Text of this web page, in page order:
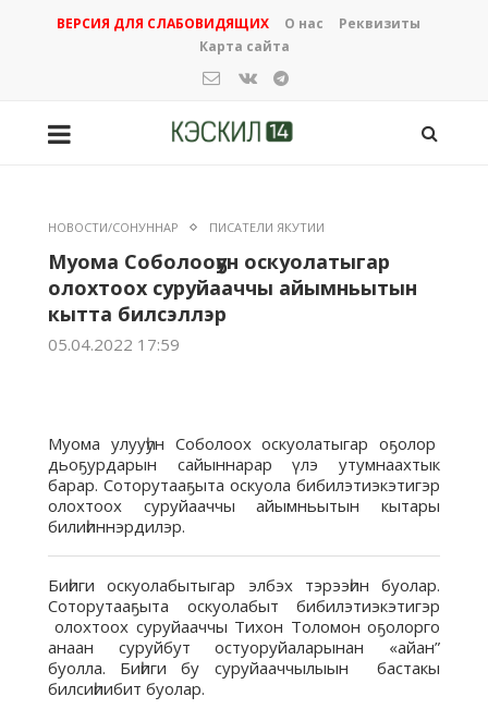
ВЕРСИЯ ДЛЯ СЛАБОВИДЯЩИХ О нас
Реквизиты
Карта сайта
НОВОСТИ/СОНУННАР ПИСАТЕЛИ ЯКУТИИ
Муома Соболооҕун оскуолатыгар
олохтоох суруйааччы айымньытын
кытта билсэллэр
05.04.2022 17:59
Муома улууһун Соболоох оскуолатыгар оҕолор
дьоҕурдарын сайыннарар үлэ утумнаахтык
барар. Соторутааҕыта оскуола бибилэтиэкэтигэр
олохтоох суруйааччы айымньытын кытары
билиһиннэрдилэр.
Биһиги оскуолабытыгар элбэх тэрээһин буолар.
Соторутааҕыта оскуолабыт бибилэтиэкэтигэр
олохтоох суруйааччы Тихон Толомон оҕолорго
анаан суруйбут остуоруйаларынан «айан”
буолла. Биһиги бу суруйааччылыын бастакы
билсиһиибит буолар.